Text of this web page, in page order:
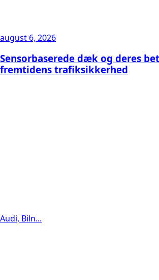
august 6, 2026
Sensorbaserede dæk og deres
fremtidens trafiksikkerhed
Audi, Biln...